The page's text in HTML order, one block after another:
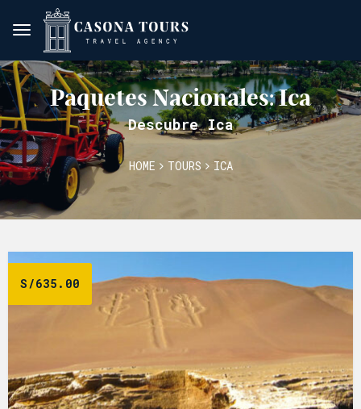
Paquetes Nacionales: Ica
Descubre Ica
HOME TOURS ICA
S/635.00